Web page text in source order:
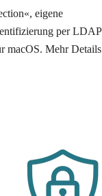
eigene
per LDAP
macOS. Mehr Details